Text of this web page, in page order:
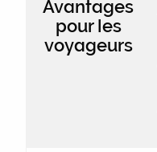
Avantages
pour les
voyageurs